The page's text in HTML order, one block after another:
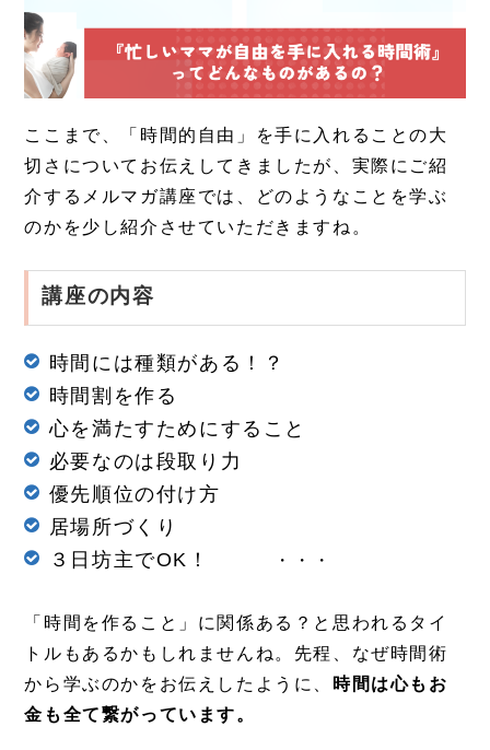
ここまで、「時間的自由」を手に入れることの大
切さについてお伝えしてきましたが、実際にご紹
介するメルマガ講座では、どのようなことを学ぶ
のかを少し紹介させていただきますね。
講座の内容
時間には種類がある！？
時間割を作る
心を満たすためにすること
必要なのは段取り力
優先順位の付け方
居場所づくり
３日坊主でOK！
・・・
「時間を作ること」に関係ある？と思われるタイ
トルもあるかもしれませんね。先程、なぜ時間術
から学ぶのかをお伝えしたように、
時間は心もお
金も全て繋がっています。